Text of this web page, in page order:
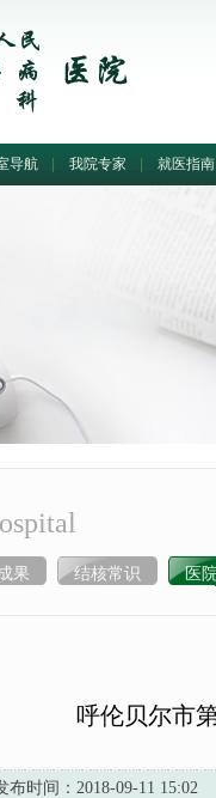
导航 我院专家 就医指南
果 结核常识 医
呼伦贝尔市
布时间：2018-09-11